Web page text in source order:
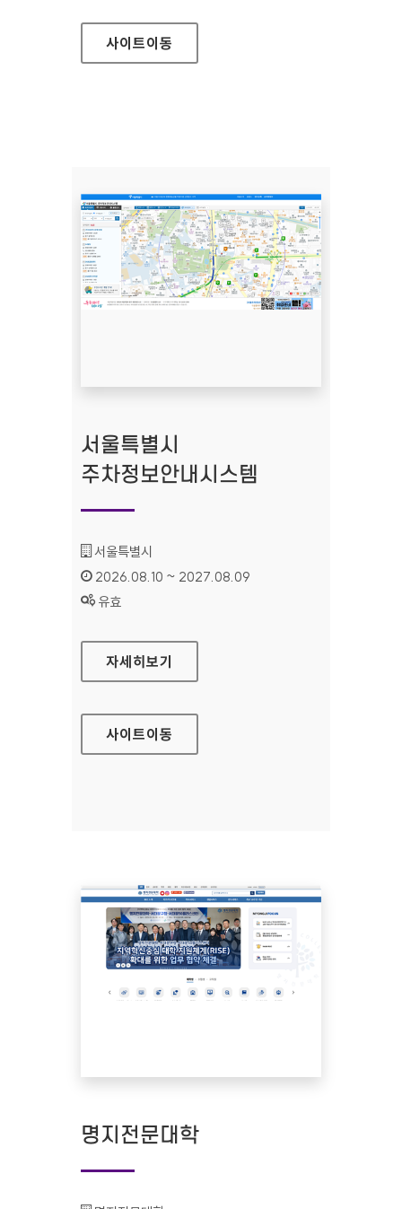
사이트이동
서울특별시
주차정보안내시스템
기관명 :
서울특별시
인증기간 :
2026.08.10 ~ 2027.08.09
상태 :
유효
서울특별시 주차정보안내시스템
자세히보기
사이트이동
명지전문대학